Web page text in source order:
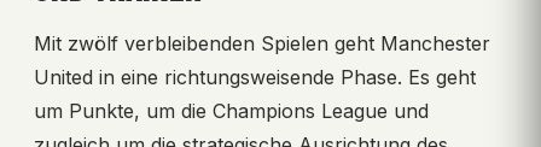
Mit zwölf verbleibenden Spielen geht Manchester
United in eine richtungsweisende Phase. Es geht
um Punkte, um die Champions League und